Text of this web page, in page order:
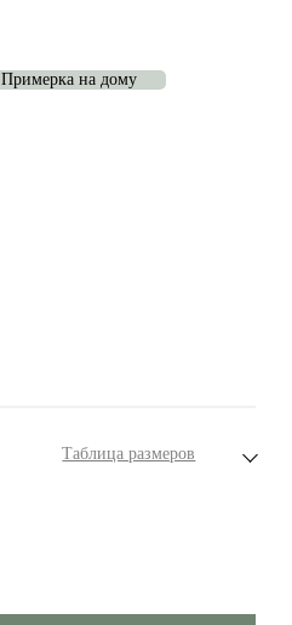
Примерка на дому
Таблица размеров